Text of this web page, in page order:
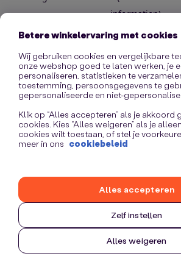
information).
Betere winkelervaring met cookies
Wij gebruiken cookies en vergelijkbare
onze webshop goed te laten werken, je
personaliseren, statistieken te
toestemming, persoonsgegevens te
gepersonaliseerde en niet-
Klik op “Alles accepteren” als je akkoord
cookies. Kies “Alles weigeren” als je
cookies wilt toestaan, of stel je
meer in ons cookiebeleid
Zelf instellen
Alles weigeren
Alles accepteren